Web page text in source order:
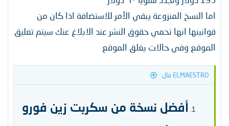
إدارة المنتديات باستخدام سكربت "زين فورو".
لذلك، أحتاج إلى بعض التوجيهات والنصائح من
أصحاب الخبرة في هذا المجال، وخاصة فيما
يتعلق بنسخ السكربت المختلفة وخصائصها.​
لدي بعض الأسئلة التي أود أن أطرحها
عليكم:​
اما النسخ المنزوعة يبقي الأمر للاستضافة اذا كان من
قوانينها انها تحمي حقوق النشر عند الابلاغ عنك سيتم تعليق
الموقع وفي حالات يغلق الموقع
ELMAESTRO قال:
أفضل نسخة من سكربت زين فورو